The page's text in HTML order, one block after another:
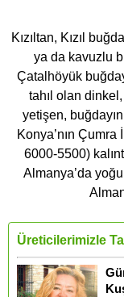
Kızıltan, Kızıl
ya da kavuzlu
Çatalhöyük
tahıl olan
yetişen,
Konya’nın
6000-5500)
Almanya’da
Üreticilerimizle